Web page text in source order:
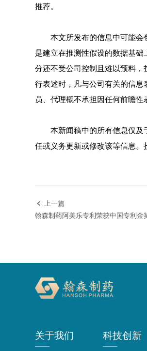
推荐。
本文所发布的信息中可能
是建立在推测性假设的数据基
分还不受公司控制且难以预料，
行表述时，凡与公司有关的信
员、代理概不承担因任何前瞻性
本新闻稿中的所有信息仅
任或义务更新或修改该等信息。
 上一篇
翰森制药阿美乐专利荣获中国专利金
关于我们 科技创新